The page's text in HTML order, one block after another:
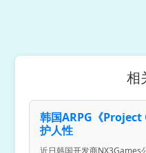
相
韩国ARPG《
护人性
近日韩国开发商NX3Games